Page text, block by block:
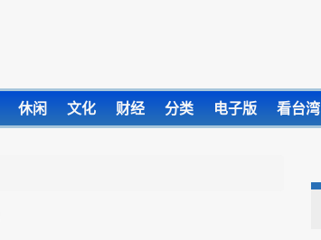
休闲 文化 财经 分类 电子版 看台湾